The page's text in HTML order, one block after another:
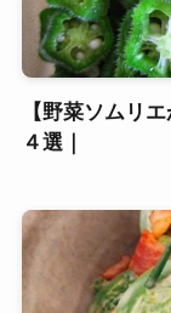
【野菜ソムリ
４選｜